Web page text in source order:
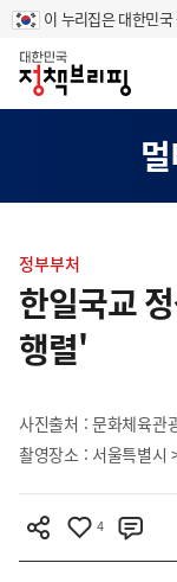
이 누리집은 대한민
홈
텐
츠
영
역
정부부처
한일국교
행렬'
사진출처 :문화체육관
촬영장소 : 서울특별시
4